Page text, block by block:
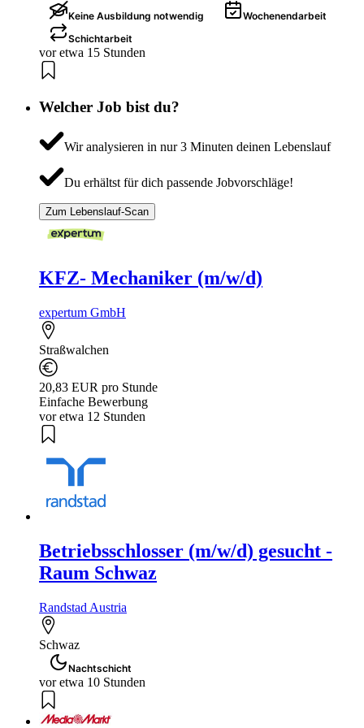
Keine Ausbildung notwendig
Wochenendarbeit
Schichtarbeit
vor etwa 15 Stunden
Welcher Job bist du?
Wir analysieren in nur 3 Minuten deinen Lebenslauf
Du erhältst für dich passende Jobvorschläge!
Zum Lebenslauf-Scan
KFZ- Mechaniker (m/w/d)
expertum GmbH
Straßwalchen
20,83 EUR pro Stunde
Einfache Bewerbung
vor etwa 12 Stunden
Betriebsschlosser (m/w/d) gesucht -
Raum Schwaz
Randstad Austria
Schwaz
Nachtschicht
vor etwa 10 Stunden